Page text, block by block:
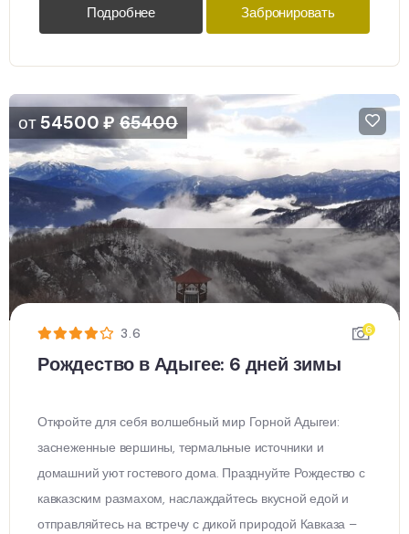
Подробнее Забронировать
от 54500₽ 65400
3.6 6
Рождество в Адыгее: 6 дней зимы
Откройте для себя волшебный мир Горной Адыгеи:
заснеженные вершины, термальные источники и
домашний уют гостевого дома. Празднуйте Рождество с
кавказским размахом, наслаждайтесь вкусной едой и
отправляйтесь на встречу с дикой природой Кавказа –